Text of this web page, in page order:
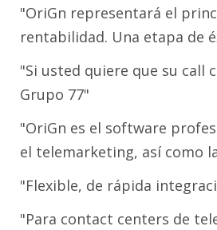
"OriGn representará el
rentabilidad. Una etapa de
"Si usted quiere que su call
Grupo 77"
"OriGn es el software
el telemarketing, así como
"Flexible, de rápida
"Para contact centers de